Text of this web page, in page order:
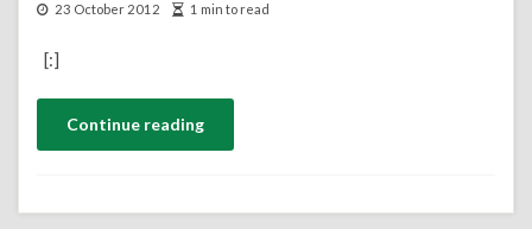
23 October 2012
1 min to read
[:]
Continue reading